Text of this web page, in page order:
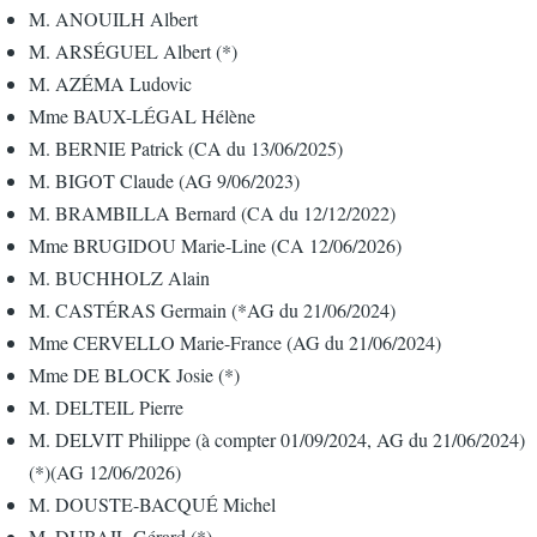
M. ANOUILH Albert
M. ARSÉGUEL Albert (*)
M. AZÉMA Ludovic
Mme BAUX-LÉGAL Hélène
M. BERNIE Patrick (CA du 13/06/2025)
M. BIGOT Claude (AG 9/06/2023)
M. BRAMBILLA Bernard (CA du 12/12/2022)
Mme BRUGIDOU Marie-Line (CA 12/06/2026)
M. BUCHHOLZ Alain
M. CASTÉRAS Germain (*AG du 21/06/2024)
Mme CERVELLO Marie-France (AG du 21/06/2024)
Mme DE BLOCK Josie (*)
M. DELTEIL Pierre
M. DELVIT Philippe (à compter 01/09/2024, AG du 21/06/2024)
(*)(AG 12/06/2026)
M. DOUSTE-BACQUÉ Michel